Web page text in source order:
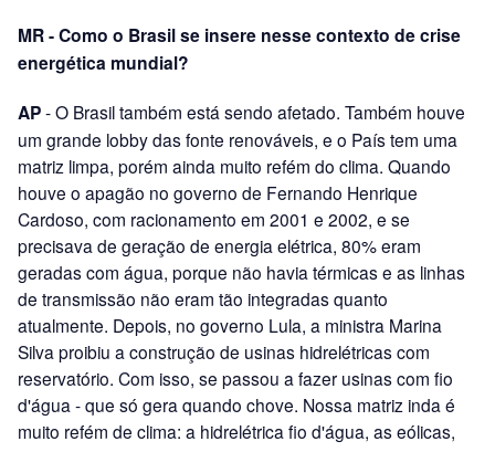
MR - Como o Brasil se insere nesse contexto de crise
energética mundial?
AP- O Brasil também está sendo afetado. Também houve
um grande lobby das fonte renováveis, e o País tem uma
matriz limpa, porém ainda muito refém do clima. Quando
houve o apagão no governo de Fernando Henrique
Cardoso, com racionamento em 2001 e 2002, e se
precisava de geração de energia elétrica, 80% eram
geradas com água, porque não havia térmicas e as linhas
de transmissão não eram tão integradas quanto
atualmente. Depois, no governo Lula, a ministra Marina
Silva proibiu a construção de usinas hidrelétricas com
reservatório. Com isso, se passou a fazer usinas com fio
d'água - que só gera quando chove. Nossa matriz inda é
muito refém de clima: a hidrelétrica fio d'água, as eólicas,